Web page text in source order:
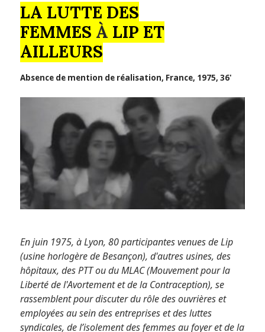
LA LUTTE DES
FEMMES À LIP ET
AILLEURS
Absence de mention de réalisation, France, 1975, 36'
En juin 1975, à Lyon, 80 participantes venues de Lip
(usine horlogère de Besançon), d'autres usines, des
hôpitaux, des PTT ou du MLAC (Mouvement pour la
Liberté de l'Avortement et de la Contraception), se
rassemblent pour discuter du rôle des ouvrières et
employées au sein des entreprises et des luttes
syndicales, de l’isolement des femmes au foyer et de la